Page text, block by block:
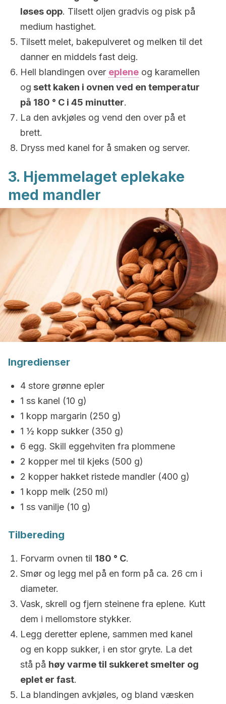
løses opp. Tilsett oljen gradvis og pisk på
medium hastighet.
Tilsett melet, bakepulveret og melken til det
danner en middels fast deig.
Hell blandingen over eplene og karamellen
og sett kaken i ovnen ved en temperatur
på 180 ° C i 45 minutter.
La den avkjøles og vend den over på et
brett.
Dryss med kanel for å smaken og server.
3. Hjemmelaget eplekake
med mandler
Ingredienser
4 store grønne epler
1 ss kanel (10 g)
1 kopp margarin (250 g)
1 ½ kopp sukker (350 g)
6 egg. Skill eggehviten fra plommene
2 kopper mel til kjeks (500 g)
2 kopper hakket ristede mandler (400 g)
1 kopp melk (250 ml)
1 ss vanilje (10 g)
Tilbereding
Forvarm ovnen til 180 ° C.
Smør og legg mel på en form på ca. 26 cm i
diameter.
Vask, skrell og fjern steinene fra eplene. Kutt
dem i mellomstore stykker.
Legg deretter eplene, sammen med kanel
og en kopp sukker, i en stor gryte. La det
stå på høy varme til sukkeret smelter og
eplet er fast.
La blandingen avkjøles, og bland væsken